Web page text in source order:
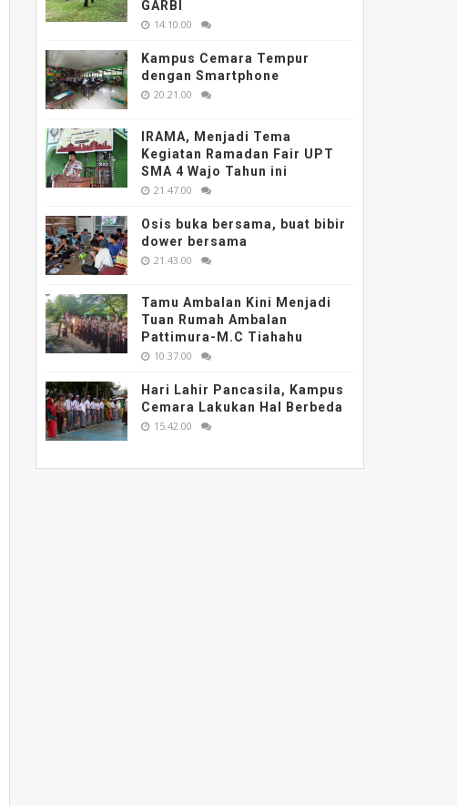
GARBI
14.10.00
Kampus Cemara Tempur
dengan Smartphone
20.21.00
IRAMA, Menjadi Tema
Kegiatan Ramadan Fair UPT
SMA 4 Wajo Tahun ini
21.47.00
Osis buka bersama, buat bibir
dower bersama
21.43.00
Tamu Ambalan Kini Menjadi
Tuan Rumah Ambalan
Pattimura-M.C Tiahahu
10.37.00
Hari Lahir Pancasila, Kampus
Cemara Lakukan Hal Berbeda
15.42.00